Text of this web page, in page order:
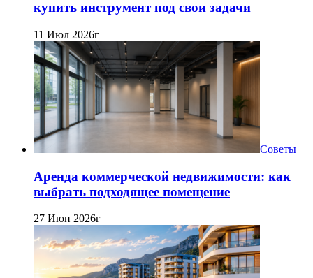
купить инструмент под свои задачи
11 Июл 2026г
Советы
Аренда коммерческой недвижимости: как
выбрать подходящее помещение
27 Июн 2026г